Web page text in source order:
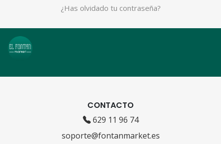
¿Has olvidado tu contraseña?
CONTACTO
629 11 96 74
soporte@fontanmarket.es